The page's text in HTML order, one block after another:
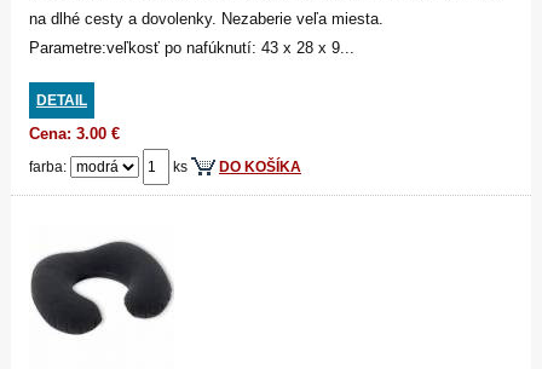
na dlhé cesty a dovolenky. Nezaberie veľa miesta.
Parametre:veľkosť po nafúknutí: 43 x 28 x 9...
DETAIL
Cena: 3.00 €
farba: ks DO KOŠÍKA